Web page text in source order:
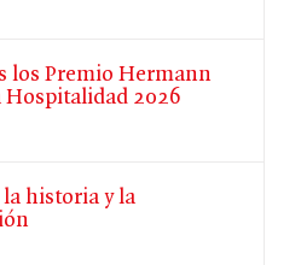
los Premio Hermann
Hospitalidad 2026
historia y la